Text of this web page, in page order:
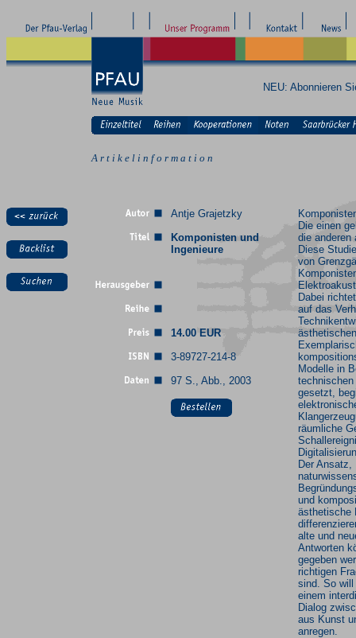
NEU: Abonnieren
A r t i k e l i n f o r m a t i o n
Antje Grajetzky
Komponisten und
Ingenieure
14.00 EUR
3-89727-214-8
97 S., Abb., 2003
Die einen
die anderen
Diese
von
Dabei
auf das
Modelle in
gesetzt,
räumliche
Der Ansatz,
und
ästhetische
alte und
Antworten
gegeben
richtigen
sind. So
einem
Dialog
aus Kunst
anregen.